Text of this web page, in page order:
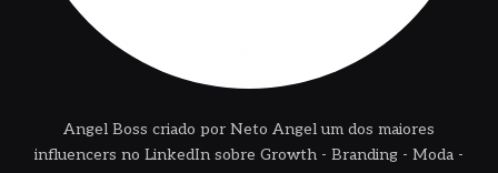
Angel Boss criado por Neto Angel um dos maiores
influencers no LinkedIn sobre Growth - Branding - Moda -